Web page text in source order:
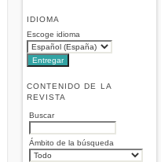
IDIOMA
Escoge idioma
CONTENIDO DE LA
REVISTA
Buscar
Ámbito de la búsqueda